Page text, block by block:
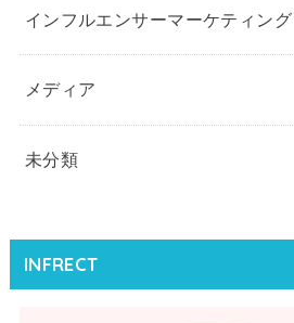
インフルエンサーマーケティング
メディア
未分類
INFRECT